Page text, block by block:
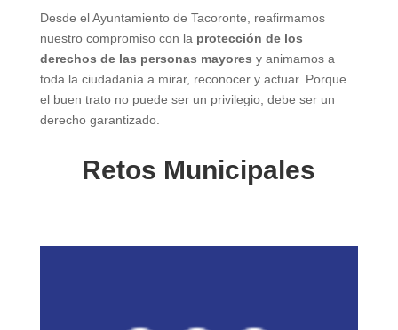
Desde el Ayuntamiento de Tacoronte, reafirmamos
nuestro compromiso con la protección de los
derechos de las personas mayores y animamos a
toda la ciudadanía a mirar, reconocer y actuar. Porque
el buen trato no puede ser un privilegio, debe ser un
derecho garantizado.
Retos Municipales